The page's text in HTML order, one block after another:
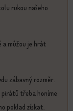
rukou našeho
můžou je hrát
zábavný rozměr.
pirátů třeba honíme
poklad získat.